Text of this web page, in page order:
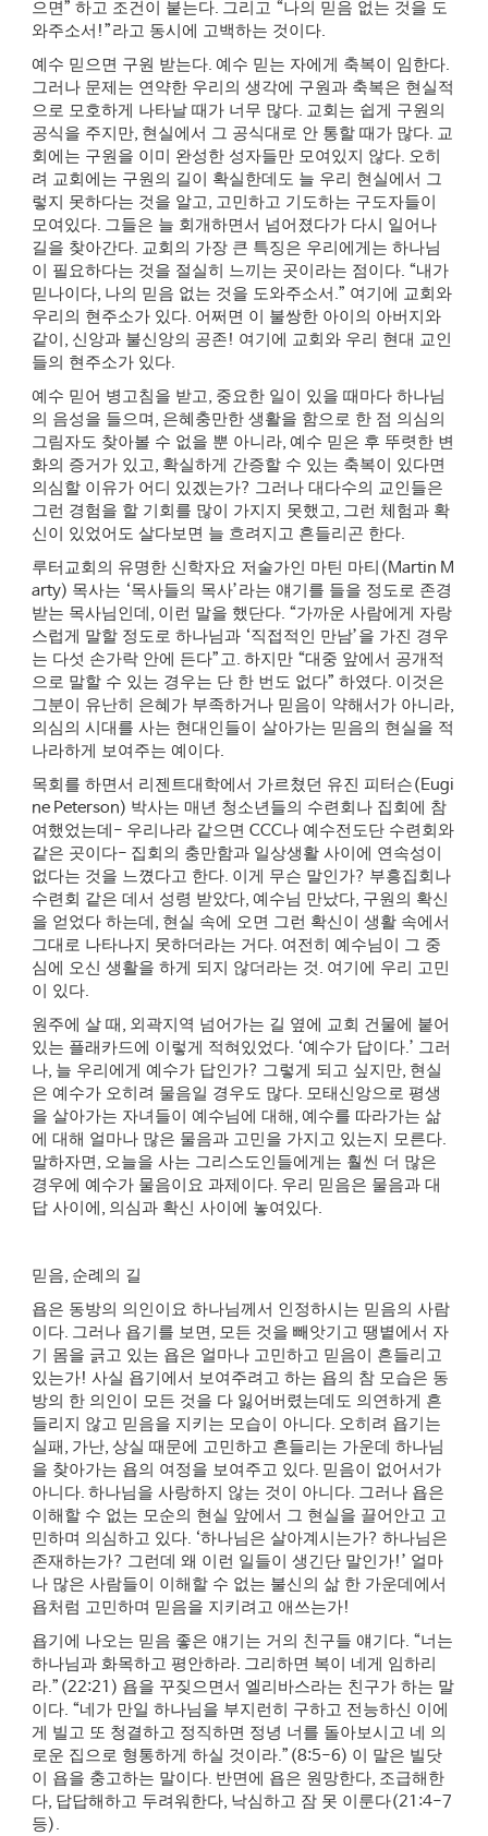
으면” 하고 조건이 붙는다. 그리고 “나의 믿음 없는 것을 도
와주소서 !”라고 동시에 고백하는 것이다.
예수 믿으면 구원 받는다. 예수 믿는 자에게 축복이 임한다.
그러나 문제는 연약한 우리의 생각에 구원과 축복은 현실적
으로 모호하게 나타날 때가 너무 많다. 교회는 쉽게 구원의
공식을 주지만, 현실에서 그 공식대로 안 통할 때가 많다. 교
회에는 구원을 이미 완성한 성자들만 모여있지 않다. 오히
려 교회에는 구원의 길이 확실한데도 늘 우리 현실에서 그
렇지 못하다는 것을 알고, 고민하고 기도하는 구도자들이
모여있다. 그들은 늘 회개하면서 넘어졌다가 다시 일어나
길을 찾아간다. 교회의 가장 큰 특징은 우리에게는 하나님
이 필요하다는 것을 절실히 느끼는 곳이라는 점이다. “내가
믿나이다, 나의 믿음 없는 것을 도와주소서 .” 여기에 교회와
우리의 현주소가 있다. 어쩌면 이 불쌍한 아이의 아버지와
같이 , 신앙과 불신앙의 공존! 여기에 교회와 우리 현대 교인
들의 현주소가 있다.
예수 믿어 병고침을 받고, 중요한 일이 있을 때마다 하나님
의 음성을 들으며 , 은혜충만한 생활을 함으로 한 점 의심의
그림자도 찾아볼 수 없을 뿐 아니라, 예수 믿은 후 뚜렷한 변
화의 증거가 있고, 확실하게 간증할 수 있는 축복이 있다면
의심할 이유가 어디 있겠는가? 그러나 대다수의 교인들은
그런 경험을 할 기회를 많이 가지지 못했고, 그런 체험과 확
신이 있었어도 살다보면 늘 흐려지고 흔들리곤 한다.
루터교회의 유명한 신학자요 저술가인 마틴 마티 (Martin M
arty) 목사는 ‘목사들의 목사’라는 얘기를 들을 정도로 존경
받는 목사님인데 , 이런 말을 했단다. “가까운 사람에게 자랑
스럽게 말할 정도로 하나님과 ‘직접적인 만남’을 가진 경우
는 다섯 손가락 안에 든다” 고. 하지만 “대중 앞에서 공개적
으로 말할 수 있는 경우는 단 한 번도 없다” 하였다. 이것은
그분이 유난히 은혜가 부족하거나 믿음이 약해서가 아니라,
의심의 시대를 사는 현대인들이 살아가는 믿음의 현실을 적
나라하게 보여주는 예이다.
목회를 하면서 리젠트대학에서 가르쳤던 유진 피터슨(Eugi
ne Peterson) 박사는 매년 청소년들의 수련회나 집회에 참
여했었는데 - 우리나라 같으면 CCC나 예수전도단 수련회와
같은 곳이다- 집회의 충만함과 일상생활 사이에 연속성이
없다는 것을 느꼈다고 한다. 이게 무슨 말인가? 부흥집회나
수련회 같은 데서 성령 받았다, 예수님 만났다, 구원의 확신
을 얻었다 하는데 , 현실 속에 오면 그런 확신이 생활 속에서
그대로 나타나지 못하더라는 거다. 여전히 예수님이 그 중
심에 오신 생활을 하게 되지 않더라는 것. 여기에 우리 고민
이 있다.
원주에 살 때 , 외곽지역 넘어가는 길 옆에 교회 건물에 붙어
있는 플래카드에 이렇게 적혀있었다. ‘예수가 답이다.’ 그러
나, 늘 우리에게 예수가 답인가? 그렇게 되고 싶지만, 현실
은 예수가 오히려 물음일 경우도 많다. 모태신앙으로 평생
을 살아가는 자녀들이 예수님에 대해 , 예수를 따라가는 삶
에 대해 얼마나 많은 물음과 고민을 가지고 있는지 모른다.
말하자면 , 오늘을 사는 그리스도인들에게는 훨씬 더 많은
경우에 예수가 물음이요 과제이다. 우리 믿음은 물음과 대
답 사이에 , 의심과 확신 사이에 놓여있다.
믿음, 순례의 길
욥은 동방의 의인이요 하나님께서 인정하시는 믿음의 사람
이다. 그러나 욥기를 보면 , 모든 것을 빼앗기고 땡볕에서 자
기 몸을 긁고 있는 욥은 얼마나 고민하고 믿음이 흔들리고
있는가! 사실 욥기에서 보여주려고 하는 욥의 참 모습은 동
방의 한 의인이 모든 것을 다 잃어버렸는데도 의연하게 흔
들리지 않고 믿음을 지키는 모습이 아니다. 오히려 욥기는
실패 , 가난, 상실 때문에 고민하고 흔들리는 가운데 하나님
을 찾아가는 욥의 여정을 보여주고 있다. 믿음이 없어서가
아니다. 하나님을 사랑하지 않는 것이 아니다. 그러나 욥은
이해할 수 없는 모순의 현실 앞에서 그 현실을 끌어안고 고
민하며 의심하고 있다. ‘하나님은 살아계시는가? 하나님은
존재하는가? 그런데 왜 이런 일들이 생긴단 말인가!’ 얼마
나 많은 사람들이 이해할 수 없는 불신의 삶 한 가운데에서
욥처럼 고민하며 믿음을 지키려고 애쓰는가!
욥기에 나오는 믿음 좋은 얘기는 거의 친구들 얘기다. “너는
하나님과 화목하고 평안하라. 그리하면 복이 네게 임하리
라.”(22:21) 욥을 꾸짖으면서 엘리바스라는 친구가 하는 말
이다. “네가 만일 하나님을 부지런히 구하고 전능하신 이에
게 빌고 또 청결하고 정직하면 정녕 너를 돌아보시고 네 의
로운 집으로 형통하게 하실 것이라.”(8:5-6) 이 말은 빌닷
이 욥을 충고하는 말이다. 반면에 욥은 원망한다, 조급해한
다, 답답해하고 두려워한다, 낙심하고 잠 못 이룬다(21:4-7
등).